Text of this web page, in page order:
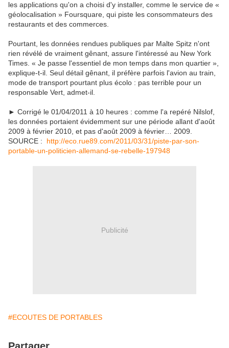
les applications qu'on a choisi d'y installer, comme le service de «
géolocalisation » Foursquare, qui piste les consommateurs des
restaurants et des commerces.
Pourtant, les données rendues publiques par Malte Spitz n'ont
rien révélé de vraiment gênant, assure l'intéressé au New York
Times. « Je passe l'essentiel de mon temps dans mon quartier »,
explique-t-il. Seul détail gênant, il préfère parfois l'avion au train,
mode de transport pourtant plus écolo : pas terrible pour un
responsable Vert, admet-il.
► Corrigé le 01/04/2011 à 10 heures : comme l'a repéré Nilslof,
les données portaient évidemment sur une période allant d'août
2009 à février 2010, et pas d'août 2009 à février… 2009.
SOURCE : http://eco.rue89.com/2011/03/31/piste-par-son-
portable-un-politicien-allemand-se-rebelle-197948
Publicité
#ECOUTES DE PORTABLES